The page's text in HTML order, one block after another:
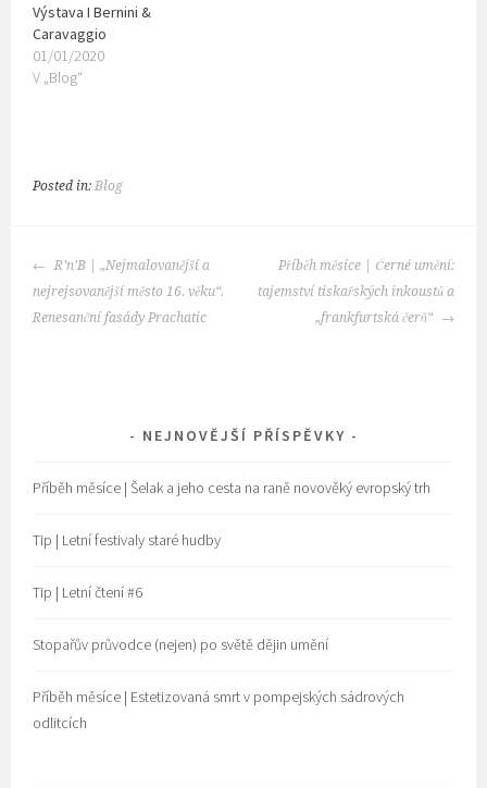
Výstava I Bernini &
Caravaggio
01/01/2020
V „Blog“
Posted in:Blog
POST
NAVIGATION
R’n’B | „Nejmalovanější a
nejrejsovanější město 16. věku“.
Renesanční fasády Prachatic
Příběh měsíce | Černé umění:
tajemství tiskařských inkoustů a
„frankfurtská čerň“
NEJNOVĚJŠÍ PŘÍSPĚVKY
Příběh měsíce | Šelak a jeho cesta na raně novověký evropský trh
Tip | Letní festivaly staré hudby
Tip | Letní čtení #6
Stopařův průvodce (nejen) po světě dějin umění
Příběh měsíce | Estetizovaná smrt v pompejských sádrových
odlitcích